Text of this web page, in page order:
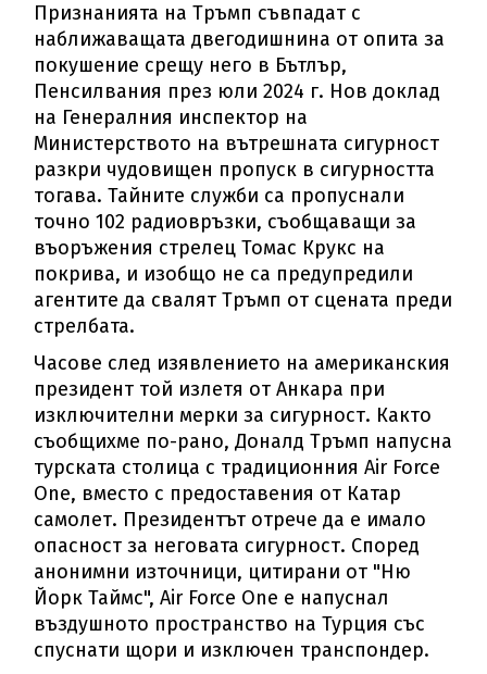
Признанията на Тръмп съвпадат с
наближаващата двегодишнина от опита за
покушение срещу него в Бътлър,
Пенсилвания през юли 2024 г. Нов доклад
на Генералния инспектор на
Министерството на вътрешната сигурност
разкри чудовищен пропуск в сигурността
тогава. Тайните служби са пропуснали
точно 102 радиовръзки, съобщаващи за
въоръжения стрелец Томас Крукс на
покрива, и изобщо не са предупредили
агентите да свалят Тръмп от сцената преди
стрелбата.
Часове след изявлението на американския
президент той излетя от Анкара при
изключителни мерки за сигурност. Както
съобщихме по-рано, Доналд Тръмп напусна
турската столица с традиционния Air Force
One, вместо с предоставения от Катар
самолет. Президентът отрече да е имало
опасност за неговата сигурност. Според
анонимни източници, цитирани от "Ню
Йорк Таймс", Air Force One е напуснал
въздушното пространство на Турция със
спуснати щори и изключен транспондер.